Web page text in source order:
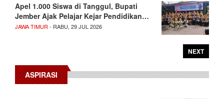
Apel 1.000 Siswa di Tanggul, Bupati
Jember Ajak Pelajar Kejar Pendidikan…
JAWA TIMUR - RABU, 29 JUL 2026
NEXT
ASPIRASI